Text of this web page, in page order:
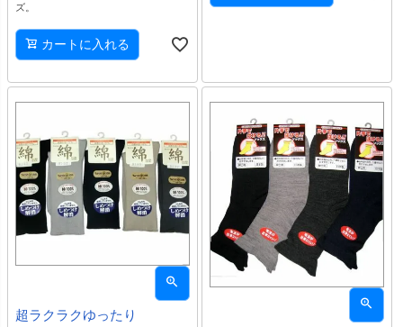
ズ。
カートに入れる
超ラクラクゆったり